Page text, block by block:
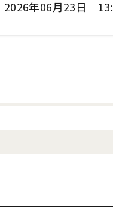
2026年06月23日